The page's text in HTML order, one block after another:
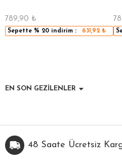
789,90 ₺
Sepette % 20 indirim : 631,92₺
EN SON GEZİLENLER
48 Saate Ücretsiz